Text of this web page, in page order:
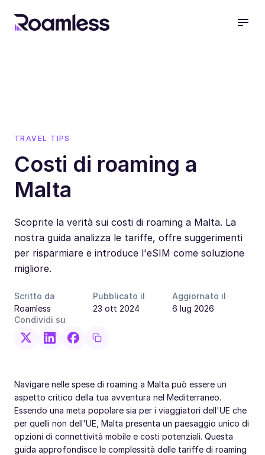
TRAVEL TIPS
Costi di roaming a
Malta
Scoprite la verità sui costi di roaming a Malta. La
nostra guida analizza le tariffe, offre suggerimenti
per risparmiare e introduce l'eSIM come soluzione
migliore.
Scritto da
Roamless
Pubblicato il
23 ott 2024
Aggiornato il
6 lug 2026
Condividi su
Navigare nelle spese di roaming a Malta può essere un
aspetto critico della tua avventura nel Mediterraneo.
Essendo una meta popolare sia per i viaggiatori dell'UE che
per quelli non dell'UE, Malta presenta un paesaggio unico di
opzioni di connettività mobile e costi potenziali. Questa
guida approfondisce le complessità delle tariffe di roaming